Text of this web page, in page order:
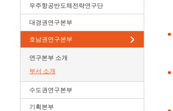
우주항공반도체전략연구단
대경권연구본부
호남권연구본부
연구본부 소개
부서 소개
수도권연구본부
기획본부